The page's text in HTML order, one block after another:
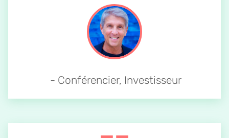
- Conférencier, Investisseur